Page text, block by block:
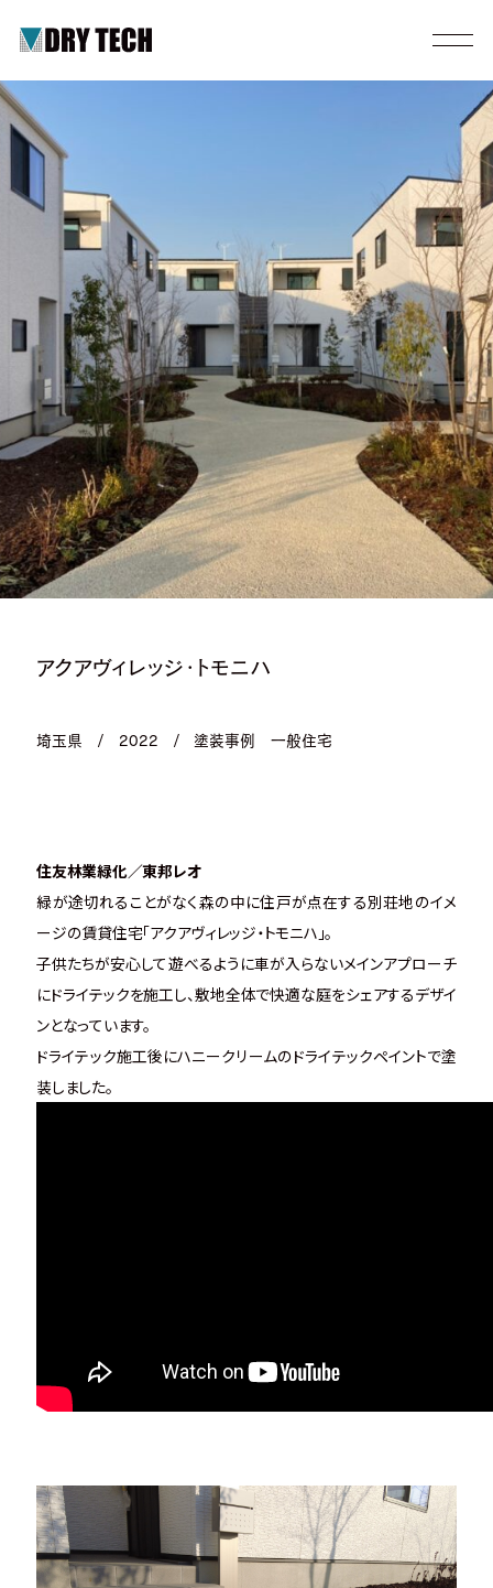
アクアヴィレッジ・トモニハ
埼玉県 / 2022 / 塗装事例 一般住宅
住友林業緑化／東邦レオ
緑が途切れることがなく森の中に住戸が点在する別荘地のイメ
ージの賃貸住宅「アクアヴィレッジ・トモニハ」。
子供たちが安心して遊べるように車が入らないメインアプローチ
にドライテックを施工し、敷地全体で快適な庭をシェアするデザイ
ンとなっています。
ドライテック施工後にハニークリームのドライテックペイントで塗
装しました。